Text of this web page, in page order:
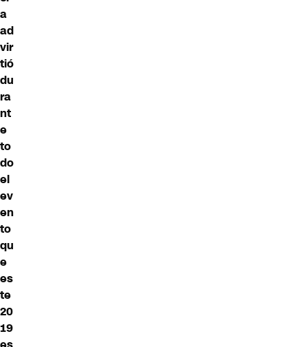
a
ad
vir
tió
du
ra
nt
e
to
do
el
ev
en
to
qu
e
es
te
20
19